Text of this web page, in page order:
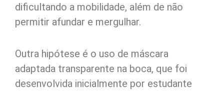
dificultando a mobilidade, além de não
permitir afundar e mergulhar.
Outra hipótese é o uso de máscara
adaptada transparente na boca, que foi
desenvolvida inicialmente por estudante